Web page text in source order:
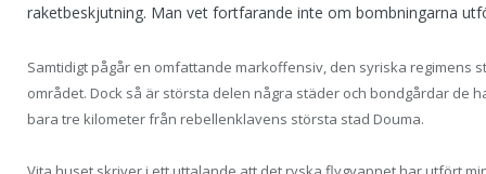
raketbeskjutning. Man vet fortfarande inte om bombningarna
Samtidigt pågår en omfattande markoffensiv, den syriska regimens
området. Dock så är största delen några städer och bondgårdar de
bara tre kilometer från rebellenklavens största stad Douma.